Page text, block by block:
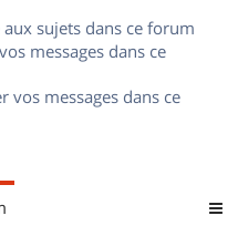
sujets dans ce forum
messages dans ce
vos messages dans ce